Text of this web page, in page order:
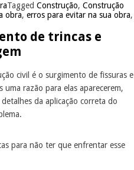
Tagged Construção, Construção
obra, erros para evitar na sua obra,
de trincas e
civil é o surgimento de fissuras e
razão para elas aparecerem,
da aplicação correta do
para não ter que enfrentar esse